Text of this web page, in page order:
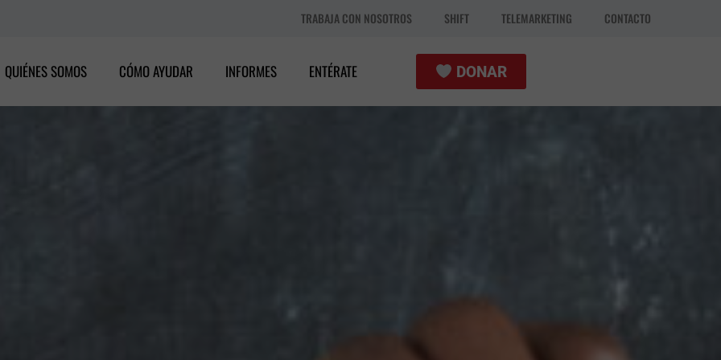
TRABAJA CON NOSOTROS SHIFT TELEMARKETING CONTACTO
QUIÉNES SOMOS CÓMO AYUDAR INFORMES ENTÉRATE DONAR